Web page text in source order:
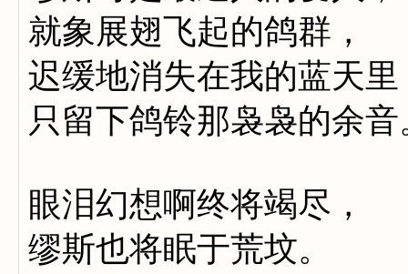
就象展翅飞起的鸽群，
迟缓地消失在我的蓝天里
只留下鸽铃那袅袅的余音
眼泪幻想啊终将竭尽，
缪斯也将眠于荒坟。